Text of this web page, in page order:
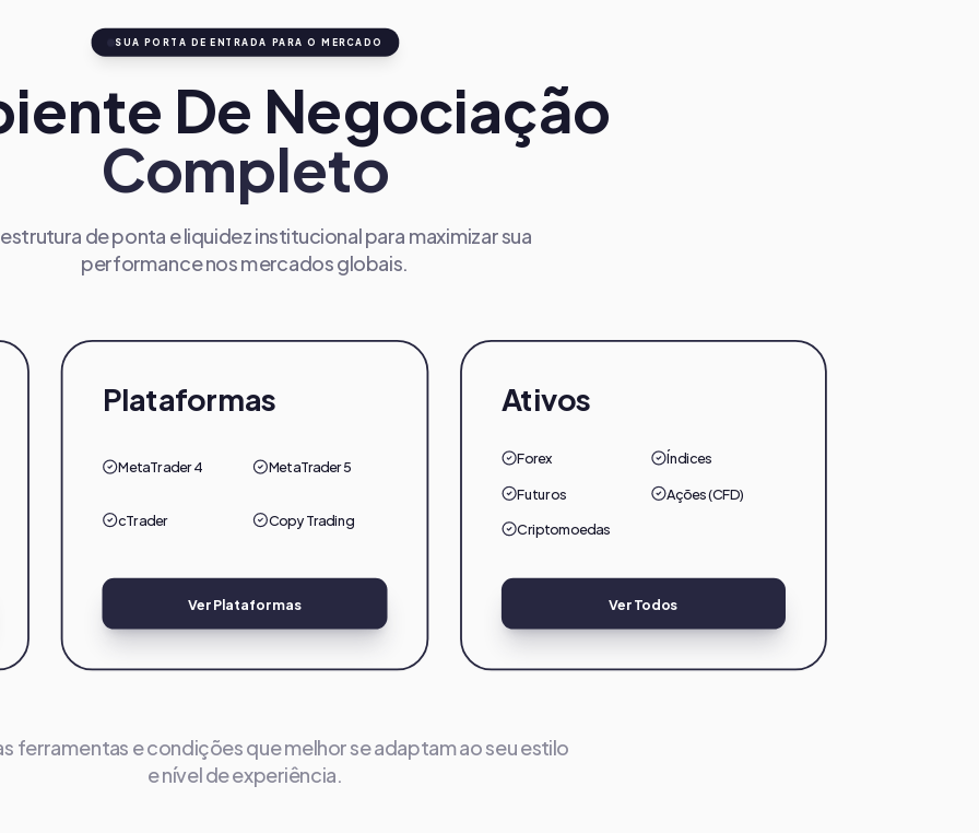
SUA PORTA DE ENTRADA PARA O MERCADO
De Negociação
Completo
de ponta e liquidez institucional para maximizar sua
performance nos mercados globais.
Plataformas
MetaTrader 4 MetaTrader 5
cTrader Copy Trading
Ver Plataformas
Ativos
Forex Índices
Futuros Ações (CFD)
Criptomoedas
Ver Todos
ferramentas e condições que melhor se adaptam ao seu estilo
e nível de experiência.